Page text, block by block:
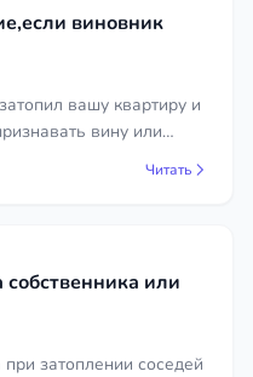
виновник
вашу квартиру и
вину или
редкость. С
но не делает
Читать
или
затоплении соседей